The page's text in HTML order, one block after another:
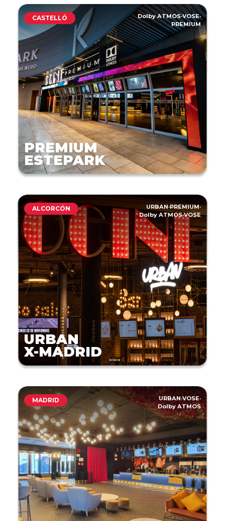
CASTELLÓ Dolby ATMOS·VOSE·
PREMIUM
PREMIUM
ESTEPARK
ALCORCÓN URBAN·PREMIUM·
Dolby ATMOS·VOSE
URBAN
X-MADRID
MADRID URBAN·VOSE·
Dolby ATMOS